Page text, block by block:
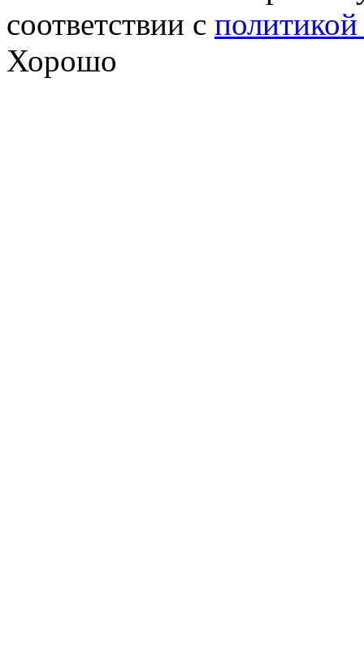
соответствии с
Хорошо